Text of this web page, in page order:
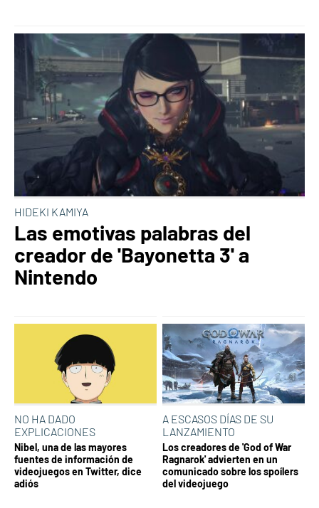
HIDEKI KAMIYA
Las emotivas palabras del
creador de 'Bayonetta 3' a
Nintendo
NO HA DADO
EXPLICACIONES
Nibel, una de las mayores
fuentes de información de
videojuegos en Twitter, dice
adiós
A ESCASOS DÍAS DE SU
LANZAMIENTO
Los creadores de 'God of War
Ragnarok' advierten en un
comunicado sobre los spoílers
del videojuego